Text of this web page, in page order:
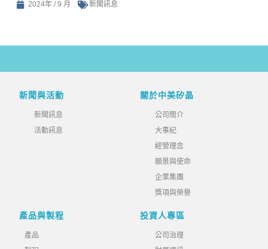
2024年 / 9 月 新聞訊息
新聞與活動
新聞訊息
活動訊息
關於中美矽晶
公司簡介
大事紀
經營理念
願景與使命
企業集團
獎項與榮譽
產品與製程
產品
投資人專區
公司治理